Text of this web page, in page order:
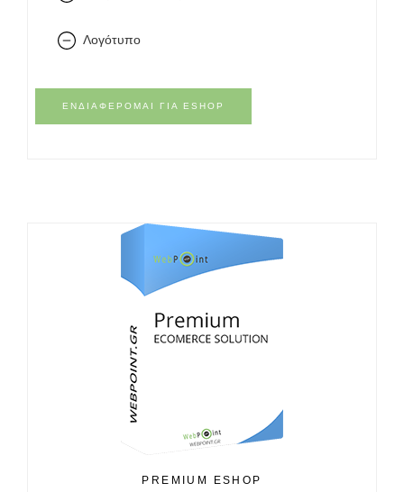
Λογότυπο
ΕΝΔΙΑΦΈΡΟΜΑΙ ΓΙΑ ESHOP
PREMIUM ESHOP